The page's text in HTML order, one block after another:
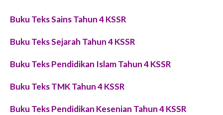
Buku Teks Sains Tahun 4 KSSR
Buku Teks Sejarah Tahun 4 KSSR
Buku Teks Pendidikan Islam Tahun 4 KSSR
Buku Teks TMK Tahun 4 KSSR
Buku Teks Pendidikan Kesenian Tahun 4 KSSR